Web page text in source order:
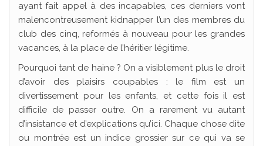
ayant fait appel à des incapables, ces derniers vont
malencontreusement kidnapper l’un des membres du
club des cinq, reformés à nouveau pour les grandes
vacances, à la place de l’héritier légitime.
Pourquoi tant de haine ? On a visiblement plus le droit
d’avoir des plaisirs coupables : le film est un
divertissement pour les enfants, et cette fois il est
difficile de passer outre. On a rarement vu autant
d’insistance et d’explications qu’ici. Chaque chose dite
ou montrée est un indice grossier sur ce qui va se